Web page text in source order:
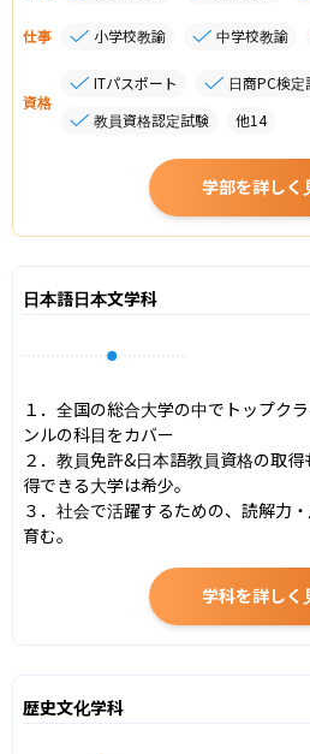
仕事 小学校教諭 中学校教諭
資格
ITパスポート
日商PC検定
教員資格認定試験
他14
学部を詳しく
日本語日本文学科
１．全国の総合大学の中でトップク
ンルの科目をカバー
２．教員免許&日本語教員資格の取
得できる大学は希少。
３．社会で活躍するための、読解力
育む。
学科を詳しく
歴史文化学科